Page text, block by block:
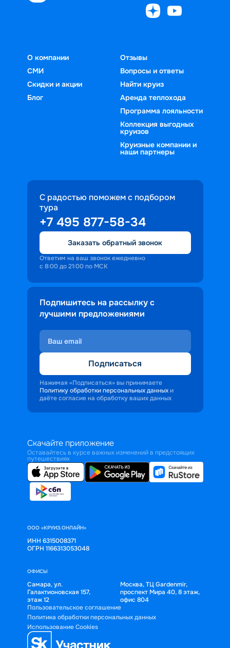
О компании
СМИ
Скидки и акции
Блог
Отзывы
Вопросы и ответы
Найти круиз
Аренда теплохода
Программа лояльности
Коллекция выгодных
круизов
Круизные компании и
наши партнеры
С радостью поможем с подбором
тура
+7 495 877-58-34
Заказать обратный звонок
Ответим на ваш звонок ежедневно
с 8:00 до 21:00 по МСК
Подпишитесь на рассылку с
лучшими предложениями
Подписаться
Нажимая «Подписаться» вы принимаете
Политику обработки персональных данных и
даёте согласие на обработку ваших данных
Скачайте приложение
Оставайтесь в курсе важных изменений в предстоящих
путешествиях
ООО «КРУИЗ.ОНЛАЙН»
ИНН 6315008371
ОГРН 1166313053048
ОФИСЫ
Самара, ул.
Галактионовская 157,
этаж 12
Москва, ТЦ Gardenmir,
проспект Мира 40, 8 этаж,
офис 804
Пользовательское соглашение
Политика обработки персональных данных
Использование Cookies